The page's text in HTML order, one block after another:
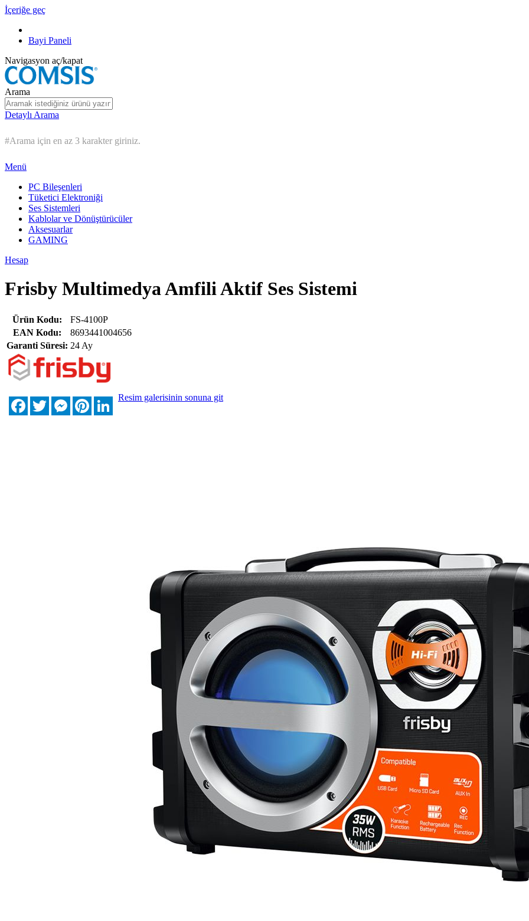
İçeriğe geç
Bayi Paneli
Navigasyon aç/kapat
Arama
Detaylı Arama
#Arama için en az 3 karakter giriniz.
Menü
PC Bileşenleri
Tüketici Elektroniği
Ses Sistemleri
Kablolar ve Dönüştürücüler
Aksesuarlar
GAMING
Hesap
Frisby Multimedya Amfili Aktif Ses Sistemi
Ürün Kodu:
FS-4100P
EAN Kodu:
8693441004656
Garanti Süresi: 24 Ay
FacebookTwitterMessengerPinterestLinkedIn
Resim galerisinin sonuna git